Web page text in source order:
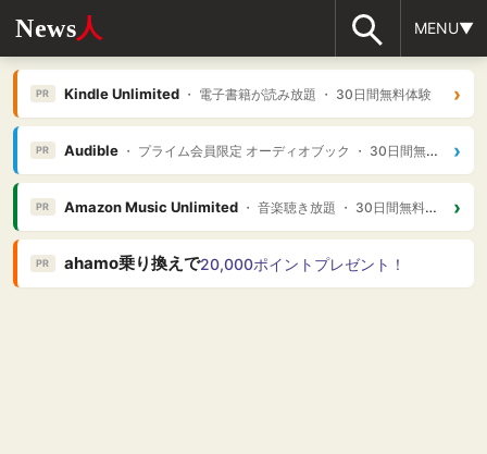
News人 MENU▼
PR Kindle Unlimited・ 電子書籍が読み放題 ・ 30日間無料体験 ›
PR Audible・ プライム会員限定 オーディオブック ・ 30日間無料体験 ›
PR Amazon Music Unlimited・ 音楽聴き放題 ・ 30日間無料体験 ›
PR ahamo乗り換えで20,000ポイントプレゼント！